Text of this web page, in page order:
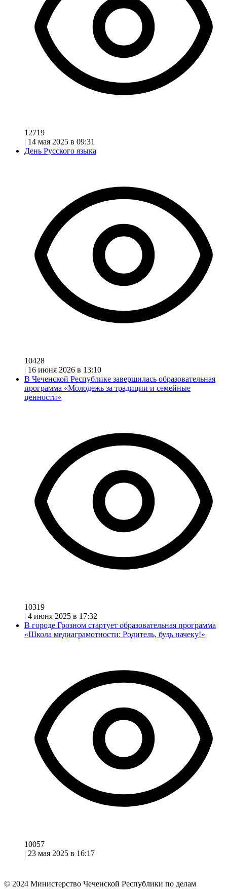
12719
| 14 мая 2025 в 09:31
День Русского языка
10428
| 16 июня 2026 в 13:10
В Чеченской Республике завершилась образовательная
программа «Молодежь за традиции и семейные
ценности»
10319
| 4 июня 2025 в 17:32
В городе Грозном стартует образовательная программа
«Школа медиаграмотности: Родитель, будь начеку!»
10057
| 23 мая 2025 в 16:17
© 2024 Министерство Чеченской Республики по делам